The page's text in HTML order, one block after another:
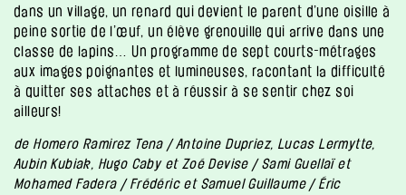
dans un village, un renard qui devient le parent d’une oisille à
peine sortie de l’œuf, un élève grenouille qui arrive dans une
classe de lapins… Un programme de sept courts-métrages
aux images poignantes et lumineuses, racontant la difficulté
à quitter ses attaches et à réussir à se sentir chez soi
ailleurs!
de Homero Ramirez Tena / Antoine Dupriez, Lucas Lermytte,
Aubin Kubiak, Hugo Caby et Zoé Devise / Sami Guellaï et
Mohamed Fadera / Frédéric et Samuel Guillaume / Éric